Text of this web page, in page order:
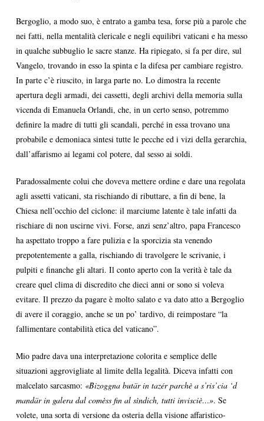
Bergoglio, a modo suo, è entrato a gamba tesa, forse più a parole che
nei fatti, nella mentalità clericale e negli equilibri vaticani e ha messo
in qualche subbuglio le sacre stanze. Ha ripiegato, si fa per dire, sul
Vangelo, trovando in esso la spinta e la difesa per cambiare registro.
In parte c’è riuscito, in larga parte no. Lo dimostra la recente
apertura degli armadi, dei cassetti, degli archivi della memoria sulla
vicenda di Emanuela Orlandi, che, in un certo senso, potremmo
definire la madre di tutti gli scandali, perché in essa trovano una
probabile e demoniaca sintesi tutte le pecche ed i vizi della gerarchia,
dall’affarismo ai legami col potere, dal sesso ai soldi.
Paradossalmente colui che doveva mettere ordine e dare una regolata
agli assetti vaticani, sta rischiando di ributtare, a fin di bene, la
Chiesa nell’occhio del ciclone: il marciume latente è tale infatti da
rischiare di non uscirne vivi. Forse, anzi senz’altro, papa Francesco
ha aspettato troppo a fare pulizia e la sporcizia sta venendo
prepotentemente a galla, rischiando di travolgere le scrivanie, i
pulpiti e finanche gli altari. Il conto aperto con la verità è tale da
creare quel clima di discredito che dieci anni or sono si voleva
evitare. Il prezzo da pagare è molto salato e va dato atto a Bergoglio
di avere il coraggio, anche se un po’ tardivo, di reimpostare “la
fallimentare contabilità etica del vaticano”.
Mio padre dava una interpretazione colorita e semplice delle
situazioni aggrovigliate al limite della legalità. Diceva infatti con
malcelato sarcasmo: «Bizoggna butär in tazér parchè a s’ris’cia ‘d
mandär in galera dal comèss fin al sìndich, tutti invisciè…». Se
volete, una sorta di versione da osteria della visione affaristico-